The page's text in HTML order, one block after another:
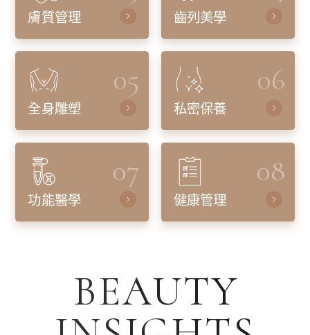
膚質管理 齒列美學
05
全身雕塑
06
私密保養
07
功能醫學
08
健康管理
BEAUTY